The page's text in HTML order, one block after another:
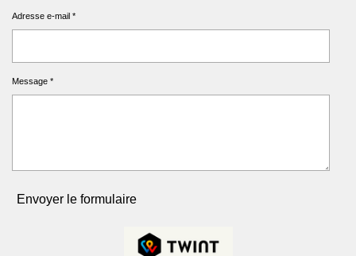
Adresse e-mail *
Message *
Envoyer le formulaire